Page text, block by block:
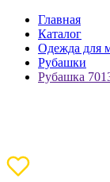
Главная
Каталог
Одежда для
Рубашки
Рубашка